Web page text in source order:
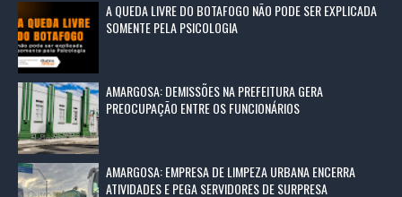
A QUEDA LIVRE DO BOTAFOGO NÃO PODE SER EXPLICADA
SOMENTE PELA PSICOLOGIA
AMARGOSA: DEMISSÕES NA PREFEITURA GERA
PREOCUPAÇÃO ENTRE OS FUNCIONÁRIOS
AMARGOSA: EMPRESA DE LIMPEZA URBANA ENCERRA
ATIVIDADES E PEGA SERVIDORES DE SURPRESA